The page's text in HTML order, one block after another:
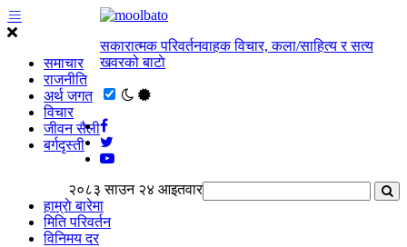
समाचार
राजनीति
अर्थ जगत
विचार
जीवन सैली
बर्गदृस्ती
सकारात्मक परिवर्तनवाहक विचार, कला/साहित्य र सत्य
खवरको बाटाे
२०८३ साउन २४ आइतवार
हाम्राे बारेमा
मिति परिवर्तन
विनिमय दर